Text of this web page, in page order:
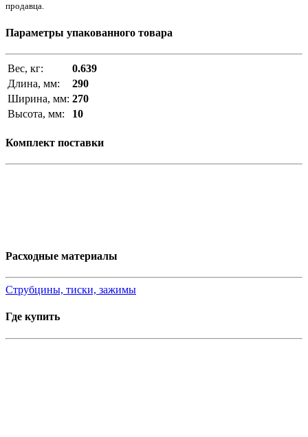
продавца.
Параметры упакованного товара
Вес, кг:
0.639
Длина, мм:
290
Ширина, мм: 270
Высота, мм:
10
Комплект поставки
Расходные материалы
Струбцины, тиски, зажимы
Где купить